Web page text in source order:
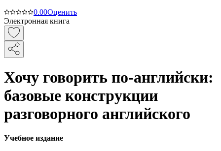
0.00Оценить
Электронная книга
Хочу говорить по-английски:
базовые конструкции
разговорного английского
Учебное издание